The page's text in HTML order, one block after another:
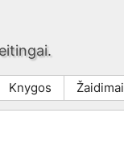
Knygos Žaidimai